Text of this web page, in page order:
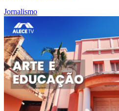
Jornalismo